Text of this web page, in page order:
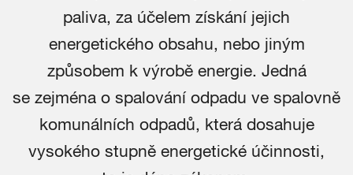
paliva, za účelem získání jejich
energetického obsahu, nebo jiným
způsobem k výrobě energie. Jedná
se zejména o spalování odpadu ve spalovně
komunálních odpadů, která dosahuje
vysokého stupně energetické účinnosti,